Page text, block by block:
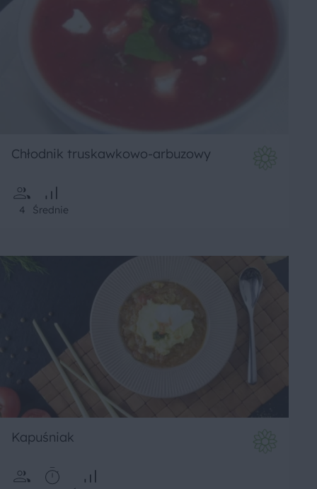
Chłodnik truskawkowo-arbuzowy
4 Średnie
Kapuśniak